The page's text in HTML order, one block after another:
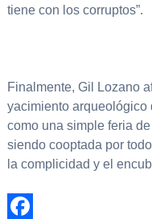
tiene con los corruptos”.
Finalmente, Gil Lozano
yacimiento arqueológico
como una simple feria
siendo cooptada por
la complicidad y el